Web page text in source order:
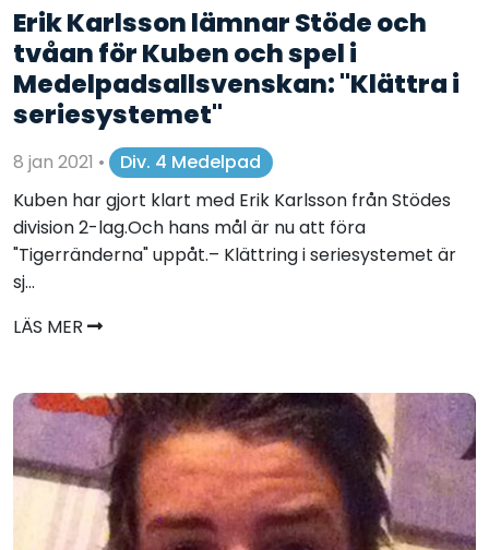
Erik Karlsson lämnar Stöde och
tvåan för Kuben och spel i
Medelpadsallsvenskan: "Klättra i
seriesystemet"
8 jan 2021 •
Div. 4 Medelpad
Kuben har gjort klart med Erik Karlsson från Stödes
division 2-lag.Och hans mål är nu att föra
"Tigerränderna" uppåt.– Klättring i seriesystemet är
sj...
LÄS MER